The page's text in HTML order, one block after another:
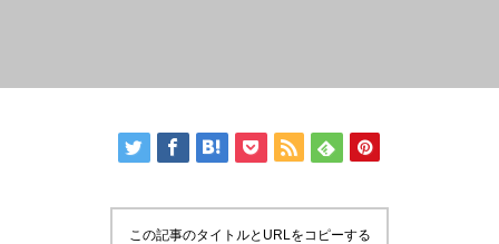
この記事のタイトルとURLをコピーする